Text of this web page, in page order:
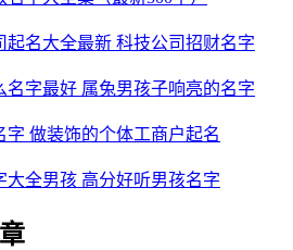
起名大全最新 科技公司招财名字
名字最好 属兔男孩子响亮的名字
字 做装饰的个体工商户起名
大全男孩 高分好听男孩名字